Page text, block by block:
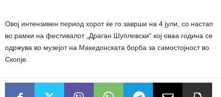
Овој интензивен период хорот ќе го заврши на 4 јули, со настап
во рамки на фестивалот „Драган Шуплевски“ кој оваа година се
одржува во музејот на Македонската борба за самостојност во
Скопје.